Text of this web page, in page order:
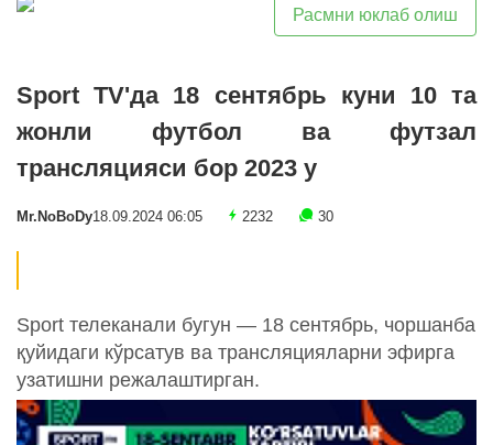
Расмни юклаб олиш
Sport TV'да 18 сентябрь куни 10 та
жонли футбол ва футзал
трансляцияси бор 2023 y
Mr.NoBoDy18.09.2024 06:05 2232 30
Sport телеканали бугун — 18 сентябрь, чоршанба
қуйидаги кўрсатув ва трансляцияларни эфирга
узатишни режалаштирган.